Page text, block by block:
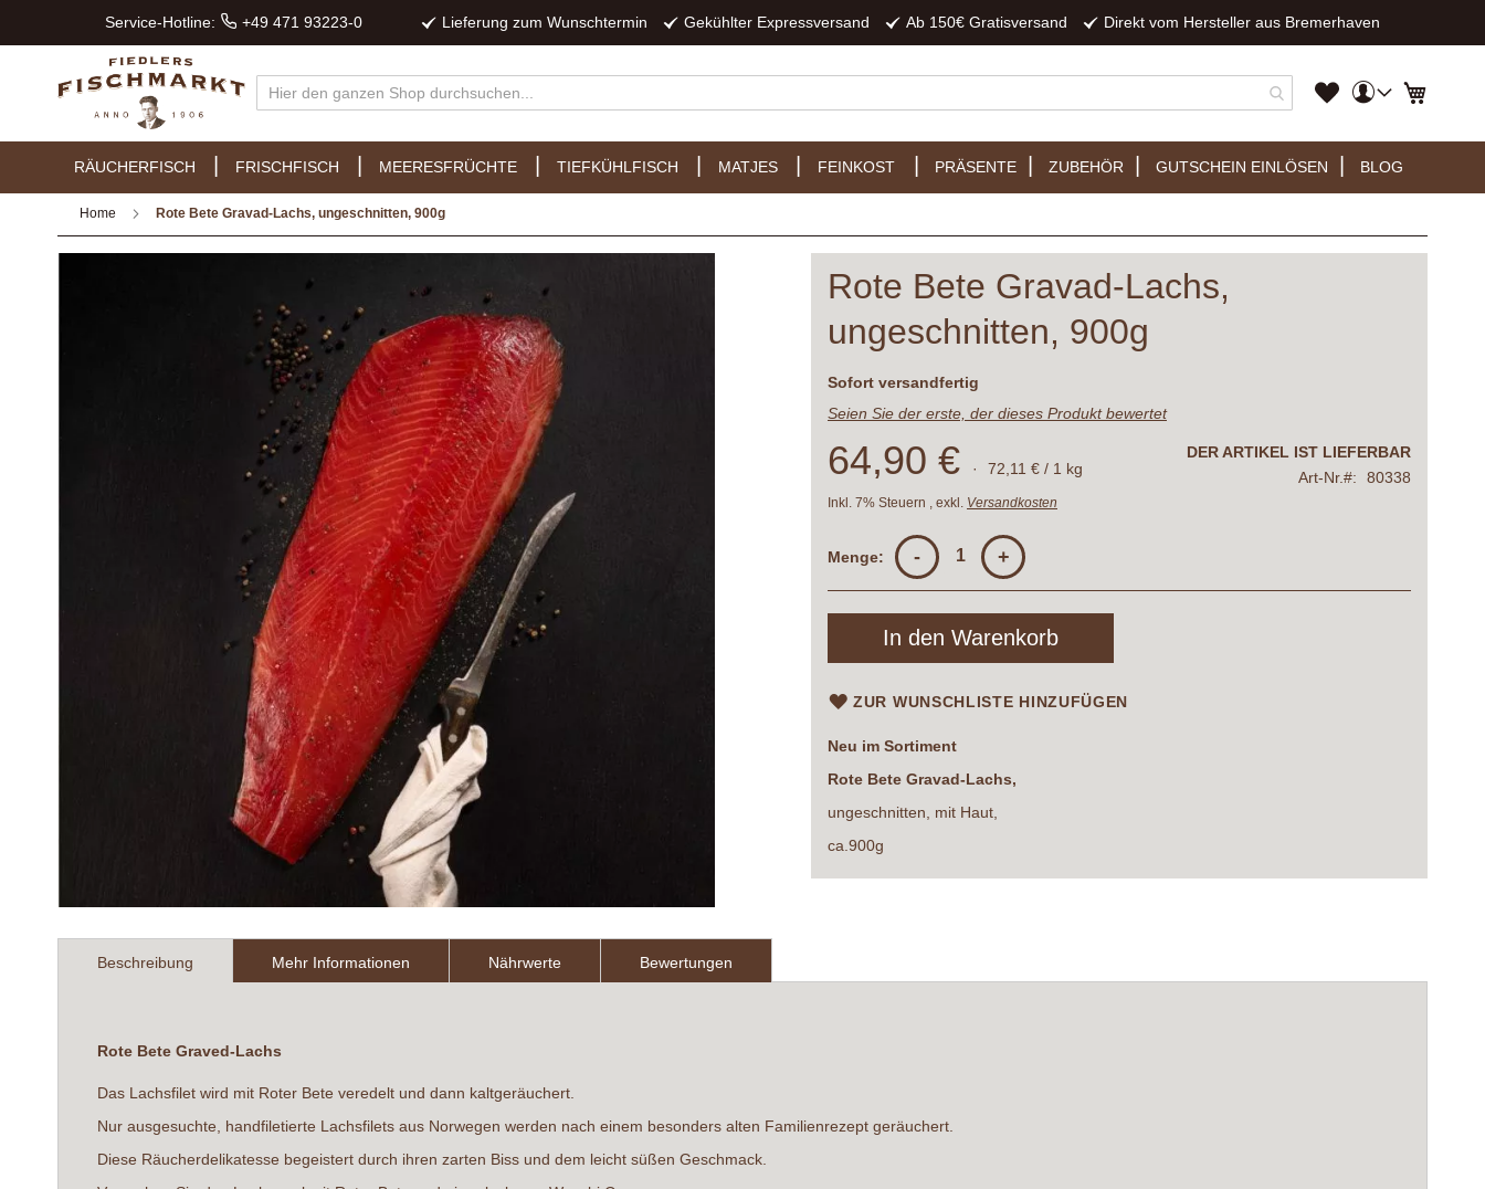
Service-Hotline: +49 471 93223-0 Lieferung zum Wunschtermin Gekühlter Expressversand Ab 150€ Gratisversand Direkt vom Hersteller aus Bremerhaven
Mein Mein
Konto
RÄUCHERFISCH FRISCHFISCH MEERESFRÜCHTE TIEFKÜHLFISCH MATJES FEINKOST PRÄSENTE ZUBEHÖR GUTSCHEIN EINLÖSEN BLOG
Home Rote Bete Gravad-Lachs, ungeschnitten, 900g
Rote Bete Gravad-Lachs,
ungeschnitten, 900g
Lieferzeit
Sofort versandfertig
Seien Sie der erste, der dieses Produkt bewertet
DER ARTIKEL IST LIEFERBAR
Art-Nr.
80338
64,90 € · 72,11 € / 1 kg
Inkl. 7% Steuern , exkl. Versandkosten
Menge: - +
In den Warenkorb
ZUR WUNSCHLISTE HINZUFÜGEN
Neu im Sortiment
Rote Bete Gravad-Lachs,
ungeschnitten, mit Haut,
ca.900g
Anfang
Beschreibung
Rote Bete Graved-Lachs
Das Lachsfilet wird mit Roter Bete veredelt und dann kaltgeräuchert.
Nur ausgesuchte, handfiletierte Lachsfilets aus Norwegen werden nach einem besonders alten Familienrezept geräuchert.
Diese Räucherdelikatesse begeistert durch ihren zarten Biss und dem leicht süßen Geschmack.
Mehr Informationen Nährwerte Bewertungen